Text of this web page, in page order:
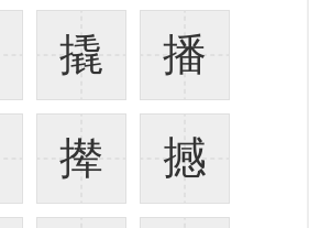
撬 播
撵 撼